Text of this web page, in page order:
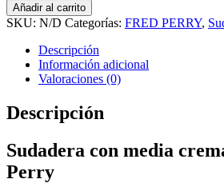
Añadir al carrito
SKU: N/D Categorías: FRED PERRY,
Descripción
Información adicional
Valoraciones (0)
Descripción
Sudadera con media
Perry